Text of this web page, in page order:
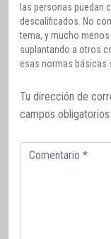
las personas puedan
descalificados. No
tema, y mucho
suplantando a otros
esas normas básicas
Tu dirección de
campos
Comentario